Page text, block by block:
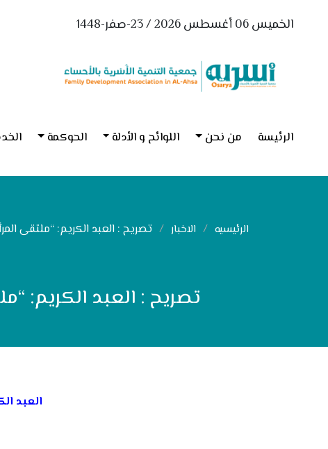
الخميس 06 أغسطس 2026 / 23-صفر-1448
الرئيسة من نحن اللوائح و الأدلة الحوكمة
الرئيسيه الاخبار تصريح : العبد الكريم: “ملتقى
تصريح : العبد الكريم:
العبد